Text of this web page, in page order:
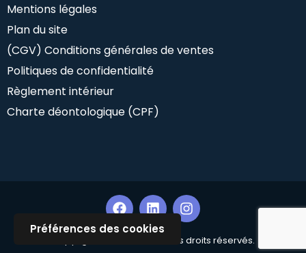
Préférences des cookies
Mentions légales
Plan du site
(CGV) Conditions générales de ventes
Politiques de confidentialité
Règlement intérieur
Charte déontologique (CPF)
Copyright ©Climlab SAS. Tous droits réservés.